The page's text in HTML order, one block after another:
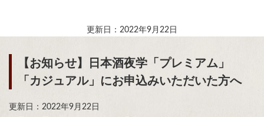
更新日：2022年9月22日
【お知らせ】日本酒夜学「プレミアム」
「カジュアル」にお申込みいただいた方へ
更新日：2022年9月22日